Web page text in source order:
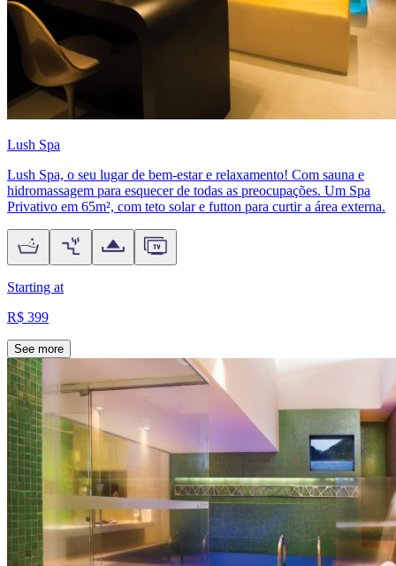
Lush Spa
Lush Spa, o seu lugar de bem-estar e relaxamento! Com sauna e
hidromassagem para esquecer de todas as preocupações. Um Spa
Privativo em 65m², com teto solar e futton para curtir a área externa.
Starting at
R$ 399
See more